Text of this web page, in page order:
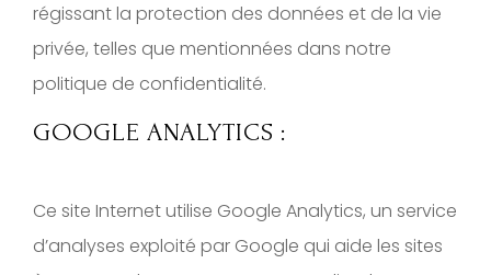
régissant la protection des données et de la vie
privée, telles que mentionnées dans notre
politique de confidentialité.
GOOGLE ANALYTICS :
Ce site Internet utilise Google Analytics, un service
d’analyses exploité par Google qui aide les sites